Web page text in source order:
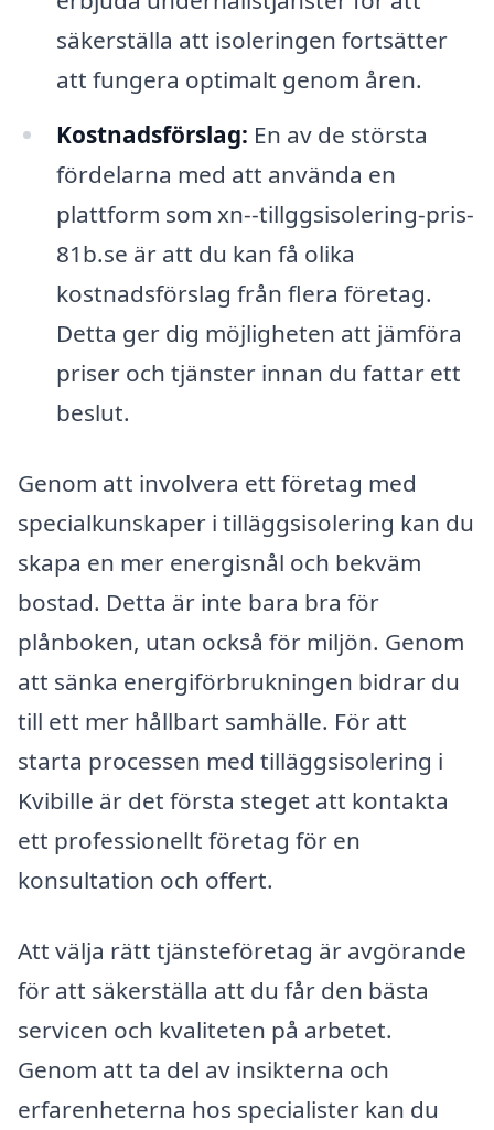
säkerställa att isoleringen fortsätter
att fungera optimalt genom åren.
Kostnadsförslag: En av de största
fördelarna med att använda en
plattform som xn--tillggsisolering-pris-
81b.se är att du kan få olika
kostnadsförslag från flera företag.
Detta ger dig möjligheten att jämföra
priser och tjänster innan du fattar ett
beslut.
Genom att involvera ett företag med
specialkunskaper i tilläggsisolering kan du
skapa en mer energisnål och bekväm
bostad. Detta är inte bara bra för
plånboken, utan också för miljön. Genom
att sänka energiförbrukningen bidrar du
till ett mer hållbart samhälle. För att
starta processen med tilläggsisolering i
Kvibille är det första steget att kontakta
ett professionellt företag för en
konsultation och offert.
Att välja rätt tjänsteföretag är avgörande
för att säkerställa att du får den bästa
servicen och kvaliteten på arbetet.
Genom att ta del av insikterna och
erfarenheterna hos specialister kan du